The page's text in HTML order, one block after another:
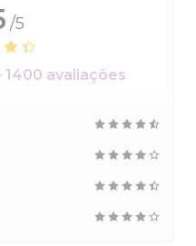
/5
1400 avaliações